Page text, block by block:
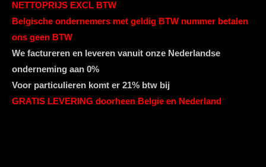
NETTOPRIJS EXCL BTW
Belgische ondernemers met geldig BTW nummer betalen
ons geen BTW
We factureren en leveren vanuit onze Nederlandse
onderneming aan 0%
Voor particulieren komt er 21% btw bij
GRATIS LEVERING doorheen Belgie en Nederland